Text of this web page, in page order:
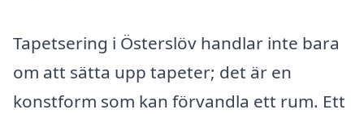
Tapetsering i Österslöv handlar inte bara
om att sätta upp tapeter; det är en
konstform som kan förvandla ett rum. Ett